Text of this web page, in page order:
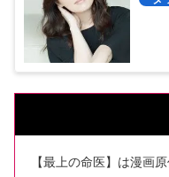
【最上の命医】は漫画